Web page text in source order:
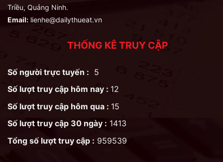
Triều, Quảng Ninh.
Email: lienhe@dailythueat.vn
THỐNG KÊ TRUY CẬP
Số người trực tuyến : 5
Số lượt truy cập hôm nay : 12
Số lượt truy cập hôm qua : 15
Số lượt truy cập 30 ngày : 1413
Tổng số lượt truy cập : 959539